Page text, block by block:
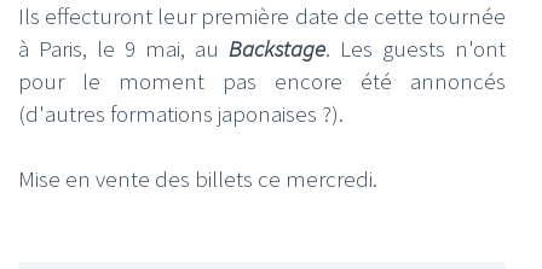
Ils effecturont leur première date de cette tournée
à Paris, le 9 mai, au Backstage. Les guests n'ont
pour le moment pas encore été annoncés
(d'autres formations japonaises ?).
Mise en vente des billets ce mercredi.